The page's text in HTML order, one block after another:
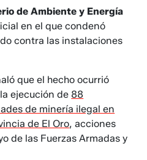
de Ambiente y Energía
en el que condenó
contra las instalaciones
que el hecho ocurrió
ejecución de 88
de minería ilegal en
de El Oro, acciones
de las Fuerzas Armadas y